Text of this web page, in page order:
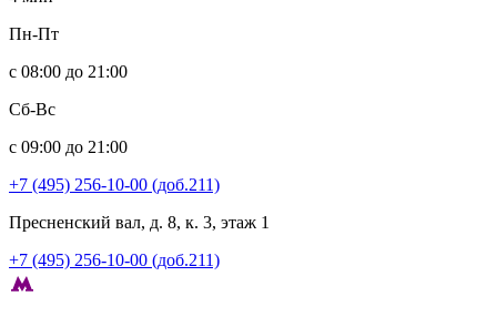
Пн-Пт
с 08:00 до 21:00
Сб-Вс
с 09:00 до 21:00
+7 (495) 256-10-00 (доб.211)
Пресненский вал, д. 8, к. 3, этаж 1
+7 (495) 256-10-00 (доб.211)